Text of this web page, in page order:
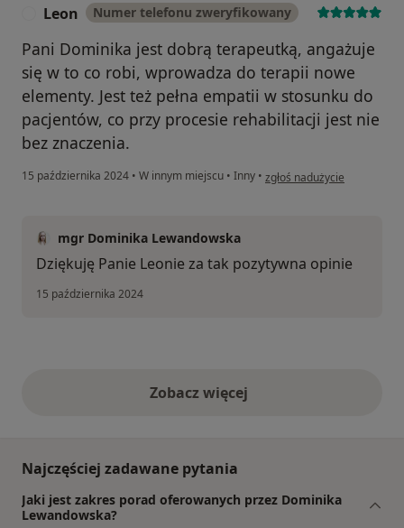
Leon Numer telefonu zweryfikowany
Pani Dominika jest dobrą terapeutką, angażuje
się w to co robi, wprowadza do terapii nowe
elementy. Jest też pełna empatii w stosunku do
pacjentów, co przy procesie rehabilitacji jest nie
bez znaczenia.
15 października 2024 • W innym miejscu • Inny • w opinii użytkownika Leon
zgłoś nadużycie
mgr Dominika Lewandowska
Dziękuję Panie Leonie za tak pozytywna opinie
15 października 2024
Zobacz więcejopinie powyżej
Najczęściej zadawane pytania
Jaki jest zakres porad oferowanych przez Dominika
Lewandowska?